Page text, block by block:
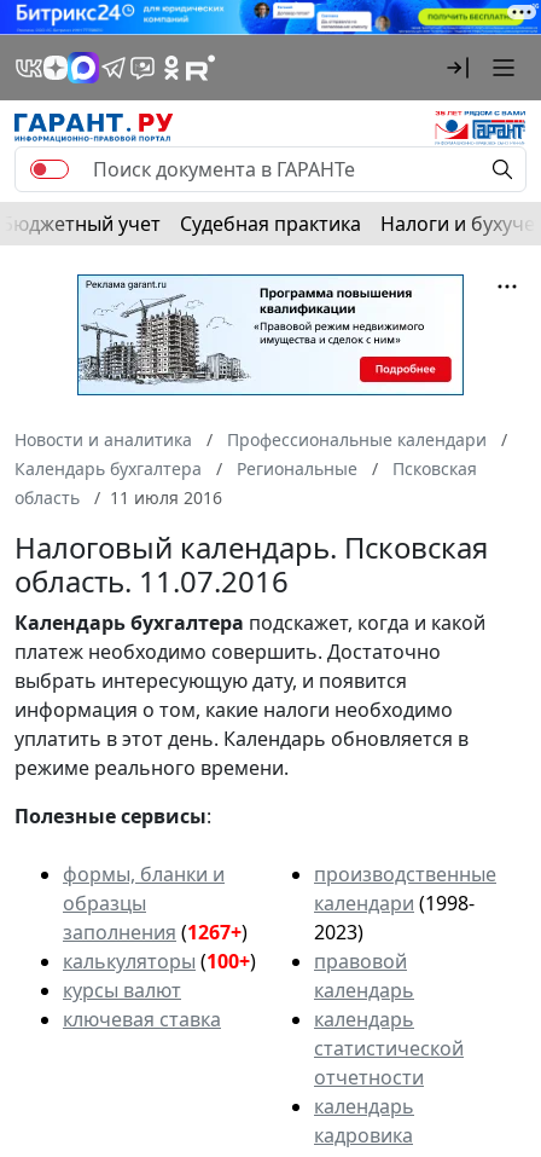
Бюджетный учет Судебная практика Налоги и
Новости и аналитика
Профессиональные календари
Календарь бухгалтера
Региональные
Псковская
область
11 июля 2016
Налоговый календарь. Псковская
область. 11.07.2016
Календарьбухгалтера подскажет, когда и какой
платеж необходимо совершить. Достаточно
выбрать интересующую дату, и появится
информация о том, какие налоги необходимо
уплатить в этот день. Календарь обновляется в
режиме реального времени.
Полезные сервисы:
формы, бланки и
образцы
заполнения (1267+)
калькуляторы (100+)
курсы валют
ключевая ставка
производственные
календари (1998-
2023)
правовой
календарь
календарь
статистической
отчетности
календарь
кадровика